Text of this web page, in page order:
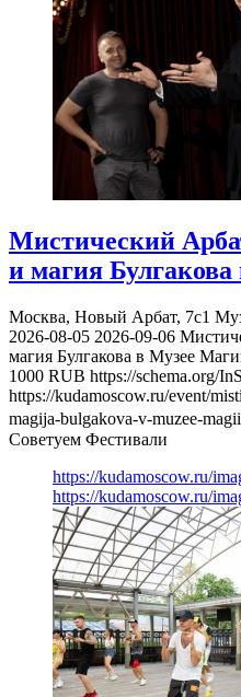
Мистический
и магия
Москва, Новый Арбат, 7с1
2026-08-05 2026-09-06
магия Булгакова в Музее
1000 RUB https://schema.org/
https://kudamoscow.ru/event/
magija-bulgakova-v-muzee-
Советуем Фестивали
https://kudamoscow.ru/
https://kudamoscow.ru/